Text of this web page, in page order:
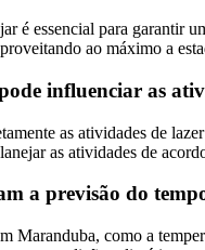
é essencial para garantir
ao máximo a
influenciar as
as atividades de
as atividades de
a previsão do
como a